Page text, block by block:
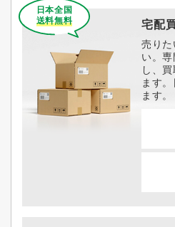
宅配
日本全国
送料無料
売りた
い。
し、
ます
ます。